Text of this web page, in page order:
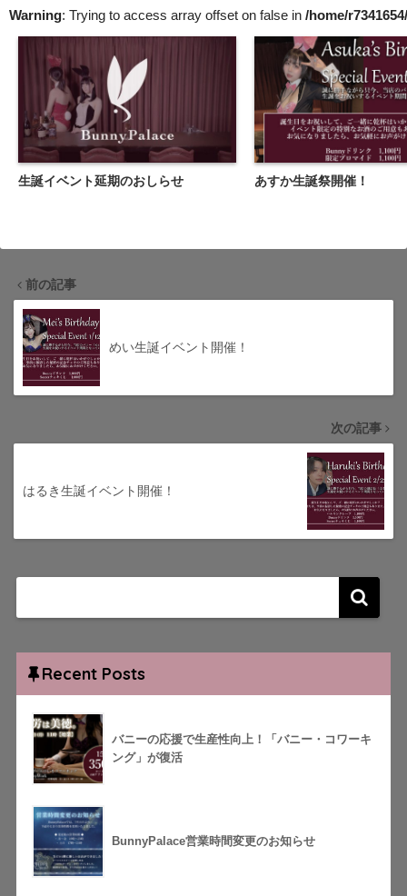
Warning: Trying to access array offset on false in /home/
生誕イベント延期のおしらせ あすか生誕祭開催！
前の記事
めい生誕イベント開催！
次の記事
はるき生誕イベント開催！
Recent Posts
バニーの応援で生産性向上！「バニー・コワーキ
ング」が復活
BunnyPalace営業時間変更のお知らせ